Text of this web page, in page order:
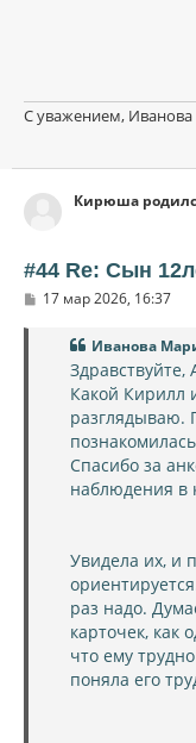
С уважением,
Кирюша
#44 Re: Сын
С17 мар 2026, 16:37
Иванова
Здравствуйте,
Какой Кирилл
разглядываю.
Спасибо за
наблюдения в
Увидела их, и
раз надо.
карточек, как
что ему
поняла его